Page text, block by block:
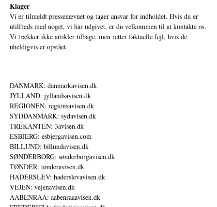
Klager
Vi er tilmeldt pressenævnet og tager ansvar for indholdet. Hvis du er
utilfreds med noget, vi har udgivet, er du velkommen til at kontakte os.
Vi trækker ikke artikler tilbage, men retter faktuelle fejl, hvis de
uheldigvis er opstået.
DANMARK: danmarkavisen.dk
JYLLAND: jyllandsavisen.dk
REGIONEN: regionsavisen.dk
SYDDANMARK: sydavisen.dk
TREKANTEN: 3avisen.dk
ESBJERG: esbjergavisen.com
BILLUND: billundavisen.dk
SØNDERBORG: sønderborgavisen.dk
TØNDER: tønderavisen.dk
HADERSLEV: haderslevavisen.dk
VEJEN: vejenavisen.dk
AABENRAA: aabenraaavisen.dk